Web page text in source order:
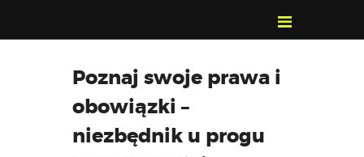
POZNAJ, POLUB,
PAMIĘTAJ!
O FESTIWALU
PROGRAM
Poznaj swoje prawa i
obowiązki –
niezbędnik u progu